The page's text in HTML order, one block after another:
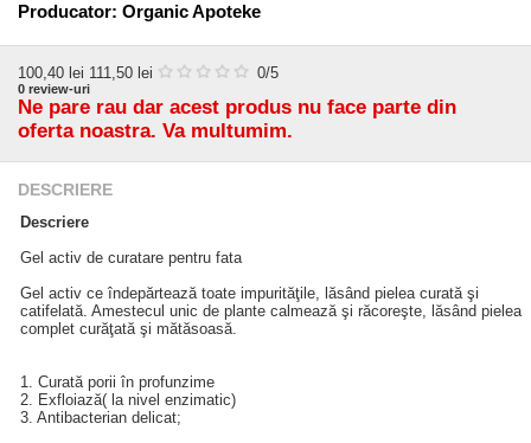
Producator: Organic Apoteke
100,40 lei 111,50 lei 0/5
0 review-uri
Ne pare rau dar acest produs nu face parte din
oferta noastra. Va multumim.
DESCRIERE
Descriere
Gel activ de curatare pentru fata
Gel activ ce îndepărtează toate impurităţile, lăsând pielea curată şi
catifelată. Amestecul unic de plante calmează şi răcoreşte, lăsând pielea
complet curăţată şi mătăsoasă.
1. Curată porii în profunzime
2. Exfloiază( la nivel enzimatic)
3. Antibacterian delicat;